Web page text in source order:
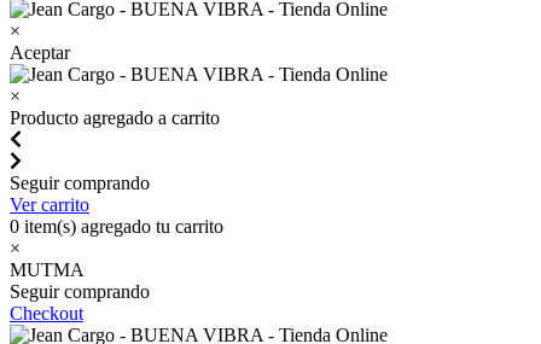
×
Aceptar
×
Producto agregado a carrito
Seguir comprando
Ver carrito
0 item(s) agregado tu carrito
×
MUTMA
Seguir comprando
Checkout